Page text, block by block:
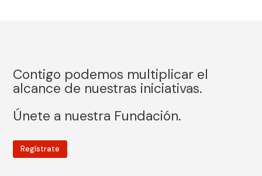
Contigo podemos multiplicar el
alcance de nuestras iniciativas.
Únete a nuestra Fundación.
Regístrate